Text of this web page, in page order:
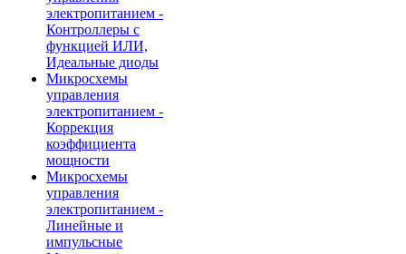
электропитанием -
Контроллеры с
функцией ИЛИ,
Идеальные диоды
Микросхемы
управления
электропитанием -
Коррекция
коэффициента
мощности
Микросхемы
управления
электропитанием -
Линейные и
импульсные